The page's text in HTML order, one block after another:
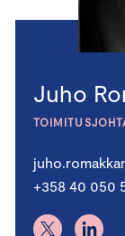
Juho
+358 40 050